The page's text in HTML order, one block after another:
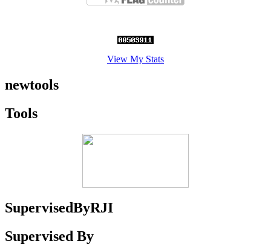
View My Stats
newtools
Tools
SupervisedByRJI
Supervised By